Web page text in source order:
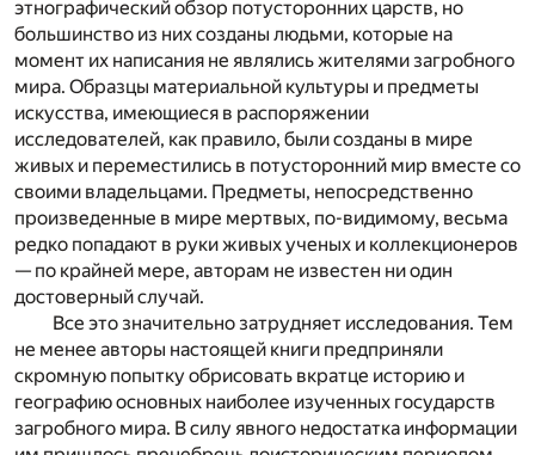
этнографический обзор потусторонних царств, но
большинство из них созданы людьми, которые на
момент их написания не являлись жителями загробного
мира. Образцы материальной культуры и предметы
искусства, имеющиеся в распоряжении
исследователей, как правило, были созданы в мире
живых и переместились в потусторонний мир вместе со
своими владельцами. Предметы, непосредственно
произведенные в мире мертвых, по-видимому, весьма
редко попадают в руки живых ученых и коллекционеров
— по крайней мере, авторам не известен ни один
достоверный случай.
Все это значительно затрудняет исследования. Тем
не менее авторы настоящей книги предприняли
скромную попытку обрисовать вкратце историю и
географию основных наиболее изученных государств
загробного мира. В силу явного недостатка информации